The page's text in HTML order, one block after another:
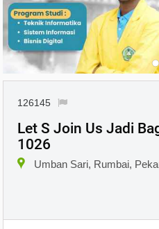
126145
Let S Join Us Jadi
1026
Umban Sari, Rumbai,